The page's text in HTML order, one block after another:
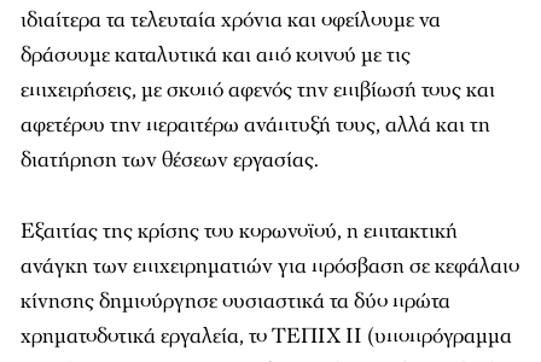
ιδιαίτερα τα τελευταία χρόνια και οφείλουμε να
δράσουμε καταλυτικά και από κοινού με τις
επιχειρήσεις, με σκοπό αφενός την επιβίωσή τους και
αφετέρου την περαιτέρω ανάπτυξή τους, αλλά και τη
διατήρηση των θέσεων εργασίας.
Εξαιτίας της κρίσης του κορωνοϊού, η επιτακτική
ανάγκη των επιχειρηματιών για πρόσβαση σε κεφάλαιο
κίνησης δημιούργησε ουσιαστικά τα δύο πρώτα
χρηματοδοτικά εργαλεία, το ΤΕΠΙΧ ΙΙ (υποπρόγραμμα